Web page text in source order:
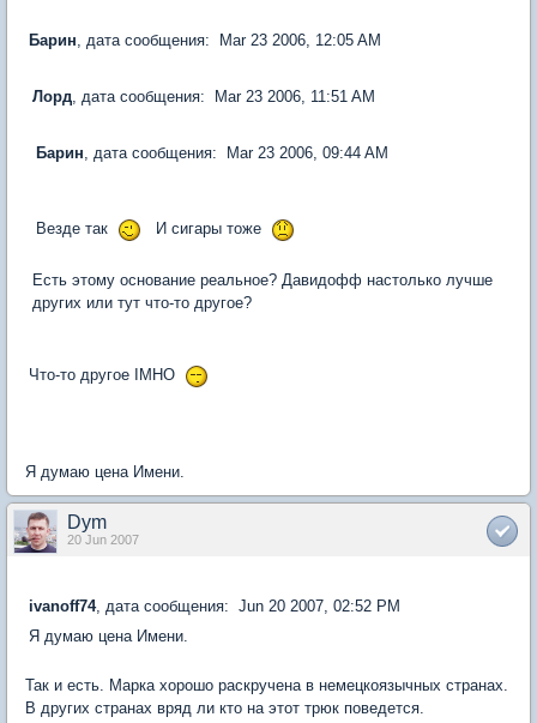
Барин, дата сообщения: Mar 23 2006, 12:05 AM
Лорд, дата сообщения: Mar 23 2006, 11:51 AM
Барин, дата сообщения: Mar 23 2006, 09:44 AM
Везде так И сигары тоже
Есть этому основание реальное? Давидофф настолько лучше
других или тут что-то другое?
Что-то другое IMHO
Я думаю цена Имени.
Dym
20 Jun 2007
ivanoff74, дата сообщения: Jun 20 2007, 02:52 PM
Я думаю цена Имени.
Так и есть. Марка хорошо раскручена в немецкоязычных странах.
В других странах вряд ли кто на этот трюк поведется.